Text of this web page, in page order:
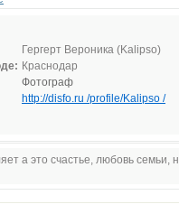
Гергерт Вероника (Kalipso)
Краснодар
Фотограф
http://disfo.ru /profile/Kalipso /
а это счастье, любовь